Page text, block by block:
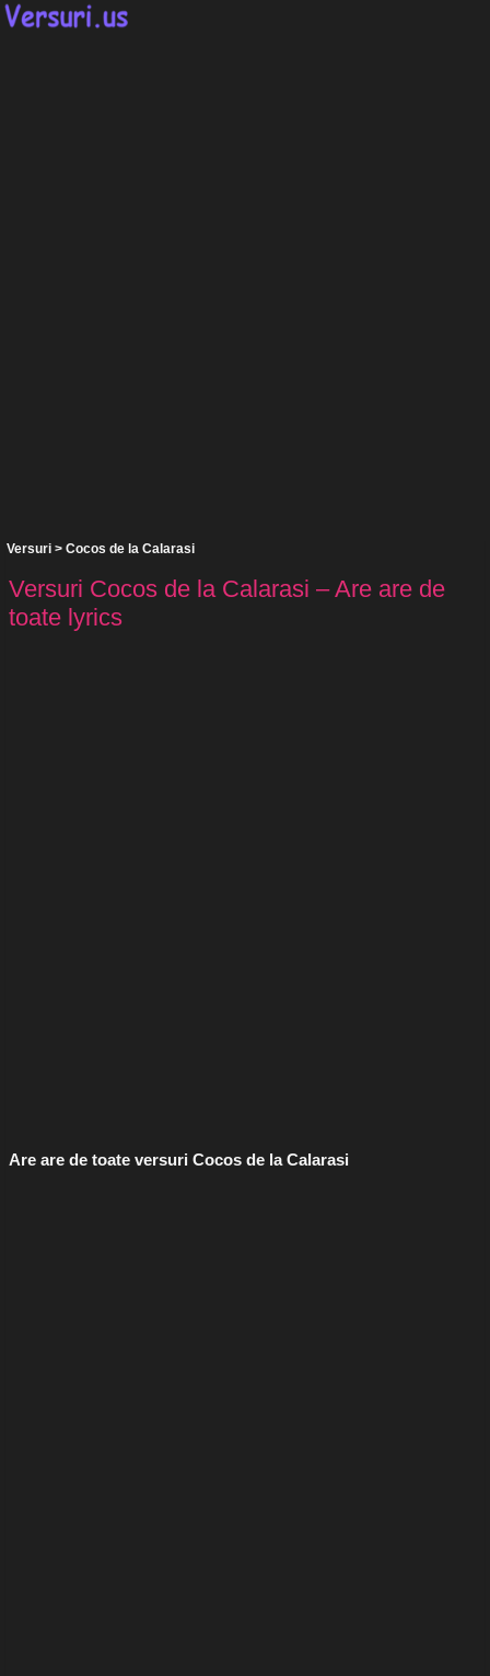
Versuri > Cocos de la Calarasi
Versuri Cocos de la Calarasi – Are are de
toate lyrics
Are are de toate versuri Cocos de la Calarasi